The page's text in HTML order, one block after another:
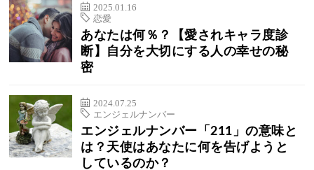
2025.01.16
恋愛
あなたは何％？【愛されキャラ度診
断】自分を大切にする人の幸せの秘
密
2024.07.25
エンジェルナンバー
エンジェルナンバー「211」の意味と
は？天使はあなたに何を告げようと
しているのか？